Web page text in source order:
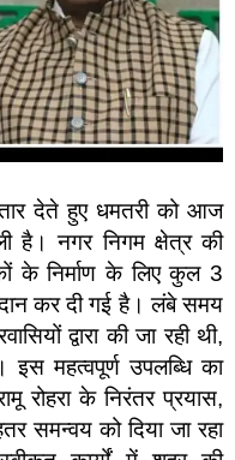
देते हुए धमतरी को आज
है। नगर निगम क्षेत्र की
के निर्माण के लिए कुल 3
कर दी गई है। लंबे समय
द्वारा की जा रही थी,
महत्वपूर्ण उपलब्धि का
रोहरा के निरंतर प्रयास,
समन्वय को दिया जा रहा